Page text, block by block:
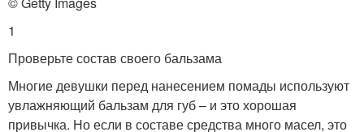
1
Проверьте состав своего бальзама
Многие девушки перед нанесением помады используют
увлажняющий бальзам для губ – и это хорошая
привычка. Но если в составе средства много масел, это